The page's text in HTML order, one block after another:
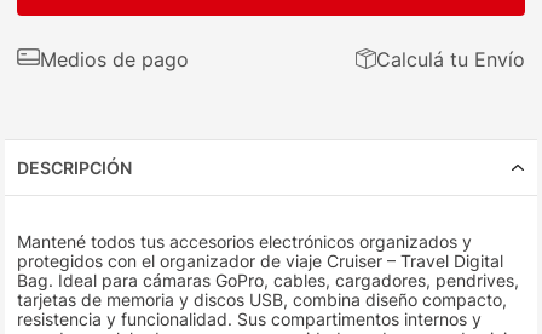
Medios de pago Calculá tu Envío
DESCRIPCIÓN
Mantené todos tus accesorios electrónicos organizados y
protegidos con el organizador de viaje Cruiser – Travel Digital
Bag. Ideal para cámaras GoPro, cables, cargadores, pendrives,
tarjetas de memoria y discos USB, combina diseño compacto,
resistencia y funcionalidad. Sus compartimentos internos y